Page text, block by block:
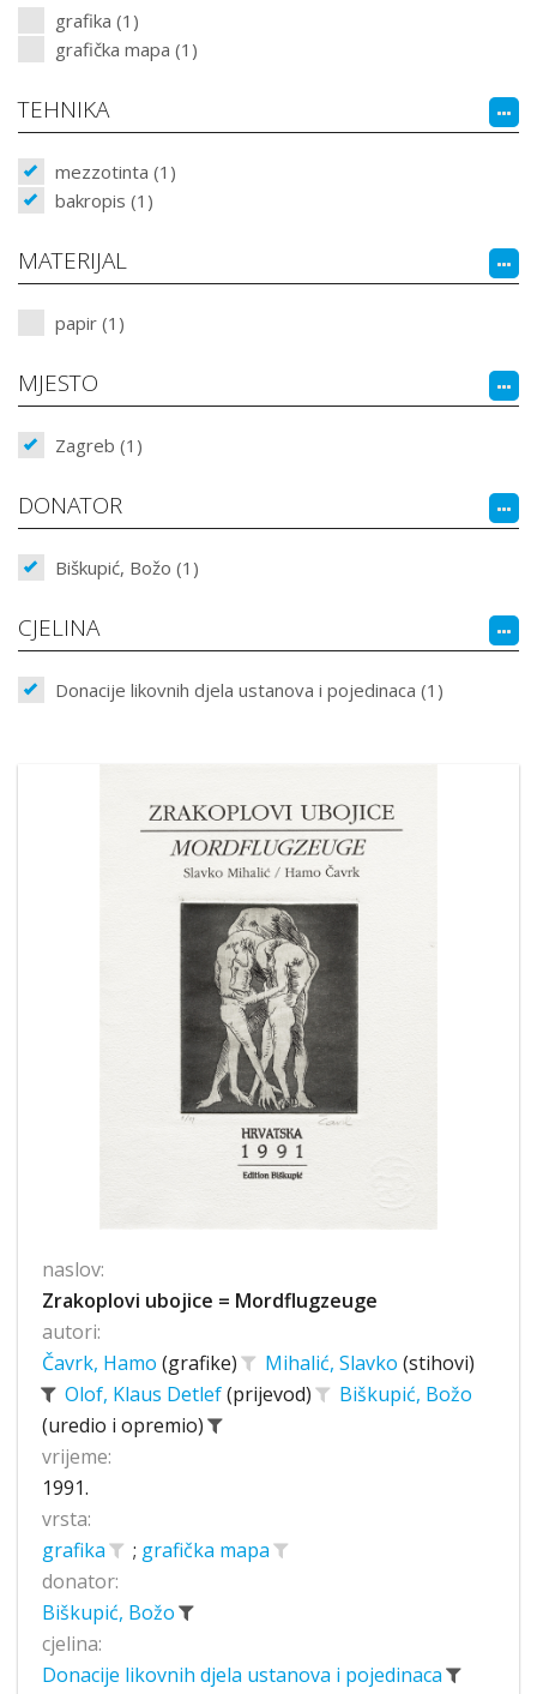
grafika (1)
grafička mapa (1)
TEHNIKA
mezzotinta (1)
bakropis (1)
MATERIJAL
papir (1)
MJESTO
Zagreb (1)
DONATOR
Biškupić, Božo (1)
CJELINA
Donacije likovnih djela ustanova i pojedinaca (1)
naslov:
Zrakoplovi ubojice = Mordflugzeuge
autori:
Čavrk, Hamo (grafike) Mihalić, Slavko (stihovi)
Olof, Klaus Detlef(prijevod)
Biškupić, Božo
(uredio i opremio)
vrijeme:
1991.
vrsta:
grafika
; grafička mapa
donator:
Biškupić, Božo
cjelina:
Donacije likovnih djela ustanova i pojedinaca